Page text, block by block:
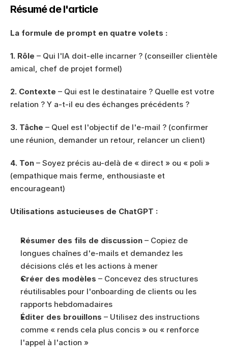
Résumé de l'article
La formule de prompt en quatre volets :
1. Rôle – Qui l'IA doit-elle incarner ? (conseiller clientèle
amical, chef de projet formel)
2. Contexte – Qui est le destinataire ? Quelle est votre
relation ? Y a-t-il eu des échanges précédents ?
3. Tâche – Quel est l'objectif de l'e-mail ? (confirmer
une réunion, demander un retour, relancer un client)
4. Ton – Soyez précis au-delà de « direct » ou « poli »
(empathique mais ferme, enthousiaste et
encourageant)
Utilisations astucieuses de ChatGPT :
Résumer des fils de discussion – Copiez de
longues chaînes d'e-mails et demandez les
décisions clés et les actions à mener
Créer des modèles – Concevez des structures
réutilisables pour l'onboarding de clients ou les
rapports hebdomadaires
Éditer des brouillons – Utilisez des instructions
comme « rends cela plus concis » ou « renforce
l'appel à l'action »